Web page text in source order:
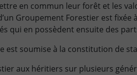
en commun leur forêt et les
Groupement Forestier est fixée
qui en possèdent ensuite des
est soumise à la constitution de
aux héritiers sur plusieurs